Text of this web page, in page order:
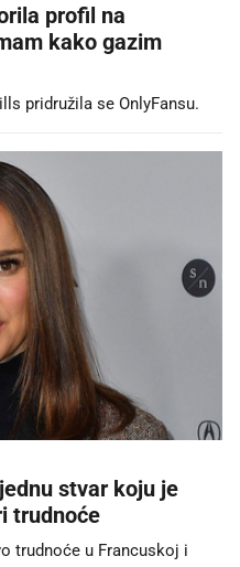
profil na
kako gazim
pridružila se OnlyFansu.
stvar koju je
trudnoće
trudnoće u Francuskoj i